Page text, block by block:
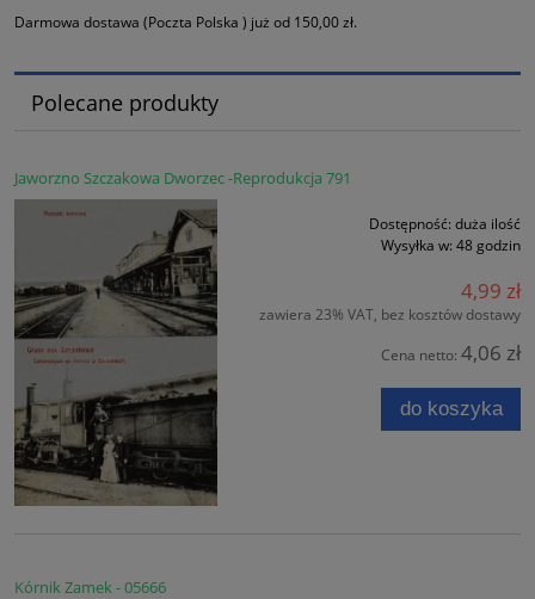
Darmowa dostawa (Poczta Polska ) już od 150,00 zł.
Polecane produkty
Jaworzno Szczakowa Dworzec -Reprodukcja 791
Dostępność: duża ilość
Wysyłka w: 48 godzin
4,99 zł
zawiera 23% VAT, bez kosztów dostawy
Cena netto: 4,06 zł
do koszyka
Kórnik Zamek - 05666